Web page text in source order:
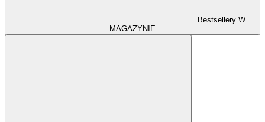
Bestsellery W
MAGAZYNIE